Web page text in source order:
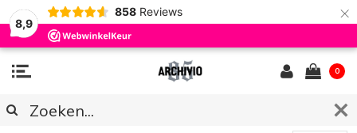
8,9
858 Reviews ×
0